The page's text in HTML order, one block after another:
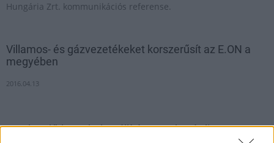
Hungária Zrt. kommunikációs referense.
Villamos- és gázvezetékeket korszerűsít az E.ON a
megyében
2016.04.13
Megkezdődött a helyreállítás a szekszárdi